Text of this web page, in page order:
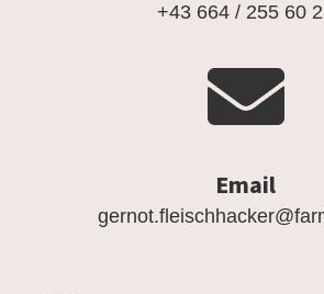
+43 664 / 255 60

Email